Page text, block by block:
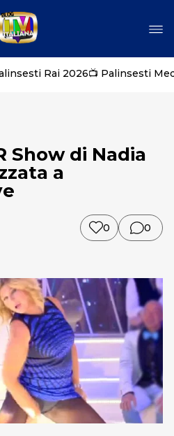
Rai 2026📺 Palinsesti
Show di Nadia
a
0 0